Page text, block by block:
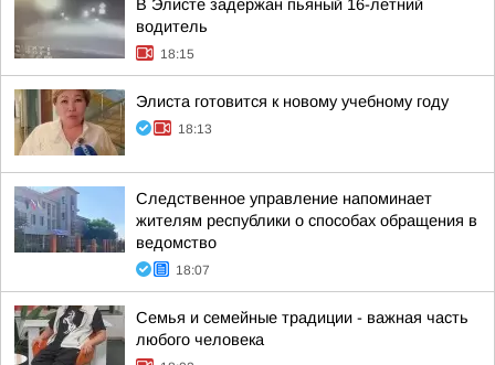
В Элисте задержан пьяный 16-летний
водитель
18:15
Элиста готовится к новому учебному году
18:13
Следственное управление напоминает
жителям республики о способах обращения в
ведомство
18:07
Семья и семейные традиции - важная часть
любого человека